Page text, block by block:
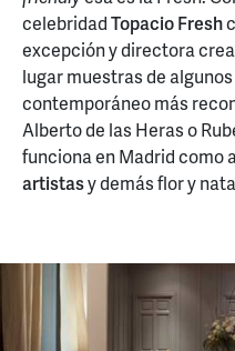
celebridadTopacio Fresh
excepción y directora
lugar muestras de
contemporáneo más
Alberto de las Heras o
funciona en Madrid como
artistasy demás flor y